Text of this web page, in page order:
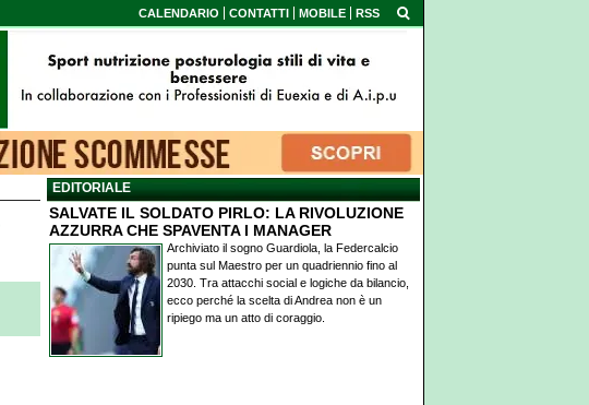
CALENDARIO CONTATTI MOBILE RSS
EDITORIALE
SALVATE IL SOLDATO PIRLO: LA RIVOLUZIONE
AZZURRA CHE SPAVENTA I MANAGER
Archiviato il sogno Guardiola, la Federcalcio
punta sul Maestro per un quadriennio fino al
2030. Tra attacchi social e logiche da bilancio,
ecco perché la scelta di Andrea non è un
ripiego ma un atto di coraggio.